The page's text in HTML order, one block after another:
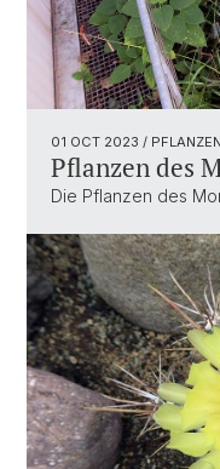
01 OCT 2023 /
Pflanzen des
Die Pflanzen des